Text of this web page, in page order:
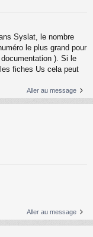
Syslat, le nombre
le plus grand pour
). Si le
fiches Us cela peut
Aller au message
Aller au message